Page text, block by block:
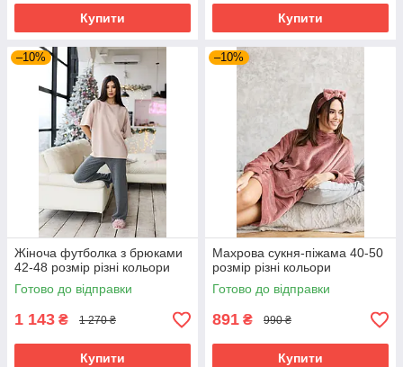
Купити Купити
–10%
Жіноча футболка з брюками
42-48 розмір різні кольори
Готово до відправки
1 143 ₴ 1 270 ₴
Купити
–10%
Махрова сукня-піжама 40-50
розмір різні кольори
Готово до відправки
891 ₴ 990 ₴
Купити